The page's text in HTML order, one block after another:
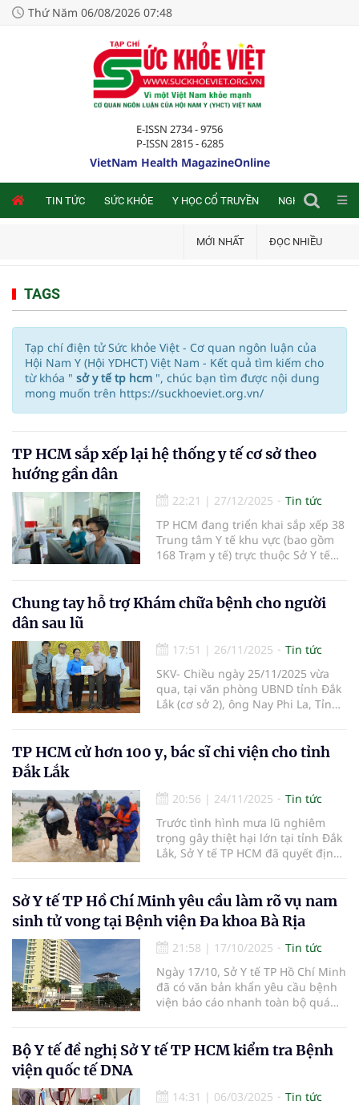
Thứ Năm 06/08/2026 07:48
E-ISSN 2734 - 9756
P-ISSN 2815 - 6285
VietNam Health MagazineOnline
TIN TỨC SỨC KHỎE Y HỌC CỔ TRUYỀN NGHIÊN CỨU
MỚI NHẤT ĐỌC NHIỀU
TAGS
Tạp chí điện tử Sức khỏe Việt - Cơ quan ngôn luận của
Hội Nam Y (Hội YDHCT) Việt Nam - Kết quả tìm kiếm cho
từ khóa " sở y tế tp hcm ", chúc bạn tìm được nội dung
mong muốn trên https://suckhoeviet.org.vn/
TP HCM sắp xếp lại hệ thống y tế cơ sở theo
hướng gần dân
22:21 | 27/12/2025
Tin tức
TP HCM đang triển khai sắp xếp 38
Trung tâm Y tế khu vực (bao gồm
168 Trạm y tế) trực thuộc Sở Y tế
Chung tay hỗ trợ Khám chữa bệnh cho người
dân sau lũ
17:51 | 26/11/2025
Tin tức
SKV- Chiều ngày 25/11/2025 vừa
qua, tại văn phòng UBND tỉnh Đắk
Lắk (cơ sở 2), ông Nay Phi La, Tỉnh
thành phố Hồ Chí Minh và Sở Y tế
tỉnh Đồng Nai đến hỗ trợ ngành y
động y tế sau lũ lụt.
TP HCM cử hơn 100 y, bác sĩ chi viện cho tỉnh
Đắk Lắk
20:56 | 24/11/2025
Tin tức
Trước tình hình mưa lũ nghiêm
trọng gây thiệt hại lớn tại tỉnh Đắk
Lắk, Sở Y tế TP HCM đã quyết định
Sở Y tế TP Hồ Chí Minh yêu cầu làm rõ vụ nam
sinh tử vong tại Bệnh viện Đa khoa Bà Rịa
21:58 | 17/10/2025
Tin tức
Ngày 17/10, Sở Y tế TP Hồ Chí Minh
đã có văn bản khẩn yêu cầu bệnh
viện báo cáo nhanh toàn bộ quá
Bộ Y tế đề nghị Sở Y tế TP HCM kiểm tra Bệnh
viện quốc tế DNA
14:31 | 06/03/2025
Tin tức